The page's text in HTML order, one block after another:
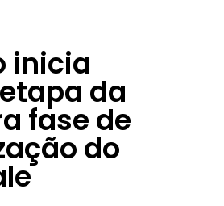
inicia
da
fase de
do